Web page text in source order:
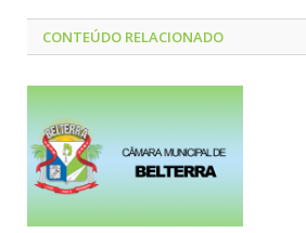
CONTEÚDO RELACIONADO